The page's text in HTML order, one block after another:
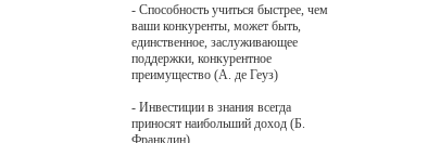
- Способность учиться быстрее, чем
ваши конкуренты, может быть,
единственное, заслуживающее
поддержки, конкурентное
преимущество (А. де Геуз)
- Инвестиции в знания всегда
приносят наибольший доход (Б.
Франклин)